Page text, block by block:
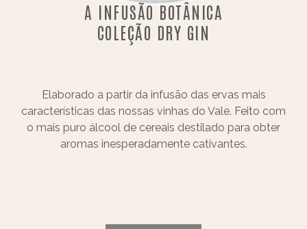
A INFUSÃO BOTÂNICA
COLEÇÃO DRY GIN
Elaborado a partir da infusão das ervas mais
características das nossas vinhas do Vale. Feito com
o mais puro álcool de cereais destilado para obter
aromas inesperadamente cativantes.